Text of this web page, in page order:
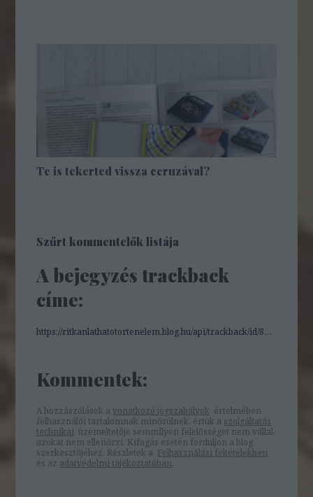
Te is tekerted vissza ceruzával?
Szűrt kommentelők listája
A bejegyzés trackback
címe:
https://ritkanlathatotortenelem.blog.hu/api/trackback/id/8273614
Kommentek:
A hozzászólások avonatkozó jogszabályok értelmében
felhasználói tartalomnak minősülnek, értük a szolgáltatás
technikai üzemeltetője semmilyen felelősséget nem vállal,
azokat nem ellenőrzi. Kifogás esetén forduljon a blog
szerkesztőjéhez. Részletek a Felhasználási feltételekben
és az adatvédelmi tájékoztatóban.